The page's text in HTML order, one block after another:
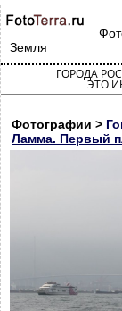
Земля
ГОРОДА
ЭТО
Фотографии >
Ламма. Первый